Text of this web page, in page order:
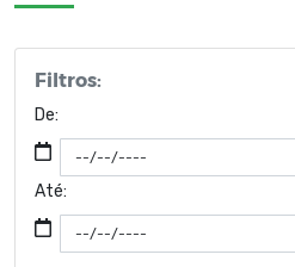
Filtros:
De:
Até: